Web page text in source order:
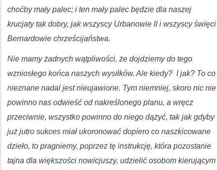
choćby mały palec; i ten mały palec będzie dla naszej
krucjaty tak dobry, jak wszyscy Urbanowie II i wszyscy święci
Bernardowie chrześcijaństwa.
Nie mamy żadnych wątpliwości, że dojdziemy do tego
wzniosłego końca naszych wysiłków. Ale kiedy? I jak? To co
nieznane nadal jest nieujawione. Tym niemniej, skoro nic nie
powinno nas odwieść od nakreślonego planu, a wręcz
przeciwnie, wszystko powinno do niego dążyć, tak jak gdyby
już jutro sukces miał ukoronować dopiero co naszkicowane
dzieło, to pragniemy, poprzez tę instrukcję, która pozostanie
tajna dla większości nowicjuszy, udzielić osobom kierującym